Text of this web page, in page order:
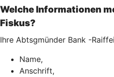
Welche Informationen
Fiskus?
Ihre Abtsgmünder Bank -
Name,
Anschrift,